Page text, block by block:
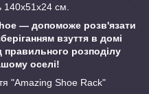
140х51х24 см.
― допоможе розв'язати
взуття в домі
розподілу
оселі!
"Amazing Shoe Rack"